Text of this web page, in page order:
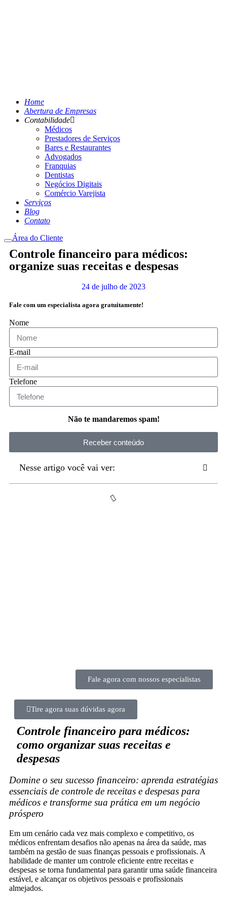
Home
Abertura de Empresas
Contabilidade
Médicos
Prestadores de Serviços
Bares e Restaurantes
Advogados
Franquias
Dentistas
Negócios Digitais
Comércio Varejista
Serviços
Blog
Contato
Área do Cliente
Controle financeiro para médicos:
organize suas receitas e despesas
24 de julho de 2023
Fale com um especialista agora gratuitamente!
Nome
E-mail
Telefone
Não te mandaremos spam!
Receber conteúdo
Nesse artigo você vai ver:
Fale agora com nossos especialistas
Tire agora suas dúvidas agora
Controle financeiro para médicos:
como organizar suas receitas e
despesas
Domine o seu sucesso financeiro: aprenda estratégias
essenciais de controle de receitas e despesas para
médicos e transforme sua prática em um negócio
próspero
Em um cenário cada vez mais complexo e competitivo, os
médicos enfrentam desafios não apenas na área da saúde, mas
também na gestão de suas finanças pessoais e profissionais. A
habilidade de manter um controle eficiente entre receitas e
despesas se torna fundamental para garantir uma saúde financeira
estável, e alcançar os objetivos pessoais e profissionais
almejados.